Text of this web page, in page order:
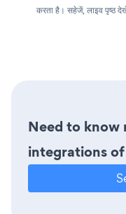
करता है। सहेजें, लाइव पृष्ठ
Need to know
integrations